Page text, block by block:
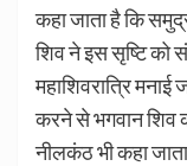
कहा जाता है कि
शिव ने इस सृष्टि को
महाशिवरात्रि
करने से भगवान शिव
नीलकंठ भी कहा